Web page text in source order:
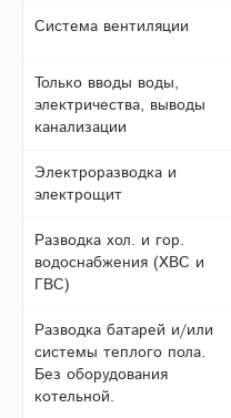
Система вентиляции
Только вводы воды,
электричества, выводы
канализации
Электроразводка и
электрощит
Разводка хол. и гор.
водоснабжения (ХВС и
ГВС)
Разводка батарей и/или
системы теплого пола.
Без оборудования
котельной.